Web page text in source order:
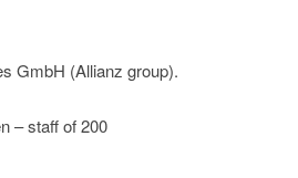
GmbH (Allianz group).
– staff of 200